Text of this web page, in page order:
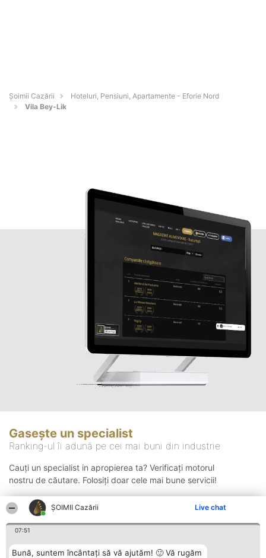
ȘOIMII Cazării Live chat
07:51
Bună, suntem încântați să vă ajutăm! 🙂 Vă rugăm
Șoimii Cazării
Hoteluri, Pensiuni, Apartamente - Eforie Nord
Vila Bey-Lik
Gasește un specialist
Ranking-ul îi adună pe cei mai buni din industrie
Cauți un specialist in apropierea ta? Verificați motorul
nostru de căutare. Folosiți doar cele mai bune servicii!